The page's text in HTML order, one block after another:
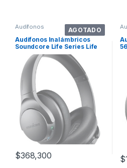
AGOTADO
Audífonos
Audífonos Inalámbricos
Soundcore Life Series Life
Q20 A3025 Black
$368,300 $